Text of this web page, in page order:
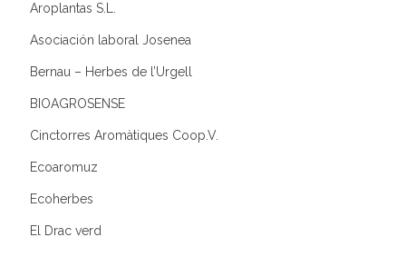
Aroplantas S.L.
Asociación laboral Josenea
Bernau – Herbes de l’Urgell
BIOAGROSENSE
Cinctorres Aromàtiques Coop.V.
Ecoaromuz
Ecoherbes
El Drac verd